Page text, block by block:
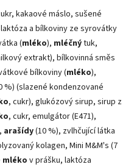
kakaové máslo, sušené
a bílkoviny ze syrovátky
(mléko), mléčnýtuk,
extrakt), bílkovinná směs
bílkoviny (mléko),
%) (slazené kondenzované
, cukr), glukózový sirup, sirup z
, cukr, emulgátor (E471),
arašídy(10 %), zvlhčující látka
kolagen, Mini M&M's (7
mléko v prášku, laktóza